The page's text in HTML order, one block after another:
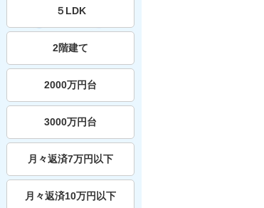
５LDK
2階建て
2000万円台
3000万円台
月々返済7万円以下
月々返済10万円以下